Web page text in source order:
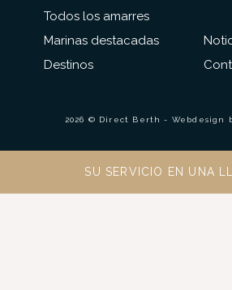
Todos los amarres
Marinas destacadas
Destinos
2026 © Direct Berth - Webdesign
SU SERVICIO EN UNA